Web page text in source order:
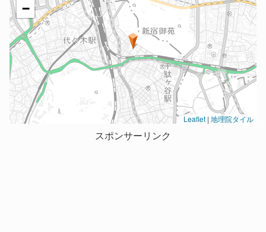
−
Leaflet | 地理院タイル
スポンサーリンク